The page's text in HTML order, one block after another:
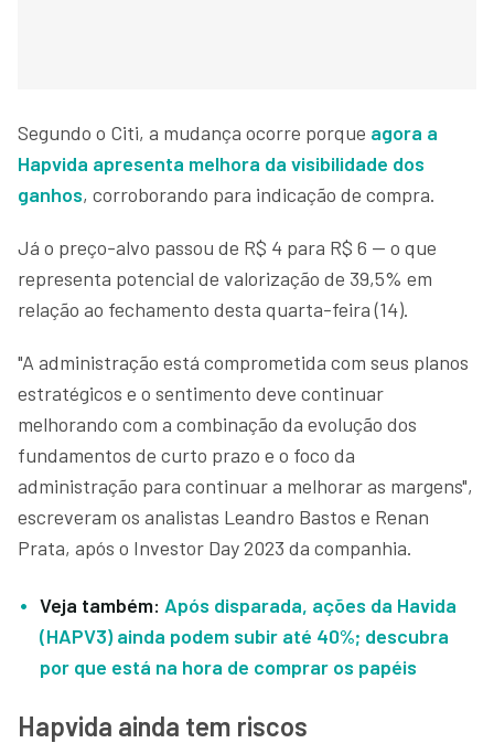
Segundo o Citi, a mudança ocorre porque agora a
Hapvida apresenta melhora da visibilidade dos
ganhos, corroborando para indicação de compra.
Já o preço-alvo passou de R$ 4 para R$ 6 — o que
representa potencial de valorização de 39,5% em
relação ao fechamento desta quarta-feira (14).
"A administração está comprometida com seus planos
estratégicos e o sentimento deve continuar
melhorando com a combinação da evolução dos
fundamentos de curto prazo e o foco da
administração para continuar a melhorar as margens",
escreveram os analistas Leandro Bastos e Renan
Prata, após o Investor Day 2023 da companhia.
Veja também: Após disparada, ações da Havida
(HAPV3) ainda podem subir até 40%; descubra
por que está na hora de comprar os papéis
Hapvida ainda tem riscos